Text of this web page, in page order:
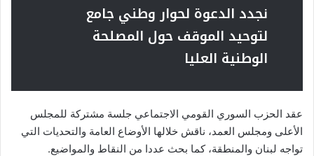
نجدد الدعوة لحوار وطني جامع
لتوحيد الموقف حول المصلحة
الوطنية العليا
عقد الحزب السوري القومي الاجتماعي جلسة مشتركة للمجلس
الأعلى ومجلس العمد، ناقش خلالها الأوضاع العامة والتحديات التي
تواجه لبنان والمنطقة، كما بحث عددا من النقاط والمواضيع.